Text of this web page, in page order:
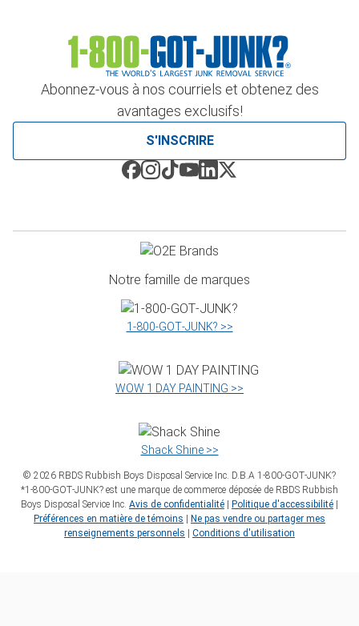
Abonnez-vous à nos courriels et obtenez des
avantages exclusifs!
S'INSCRIRE
Notre famille de marques
1‑800‑GOT‑JUNK? >>
WOW 1 DAY PAINTING >>
Shack Shine >>
© 2026 RBDS Rubbish Boys Disposal Service Inc. D.B.A 1‑800‑GOT‑JUNK?
*1‑800‑GOT‑JUNK? est une marque de commerce déposée de RBDS Rubbish
Boys Disposal Service Inc. Avis de confidentialité | Politique d'accessibilité |
Préférences en matière de témoins | Ne pas vendre ou partager mes
renseignements personnels | Conditions d'utilisation